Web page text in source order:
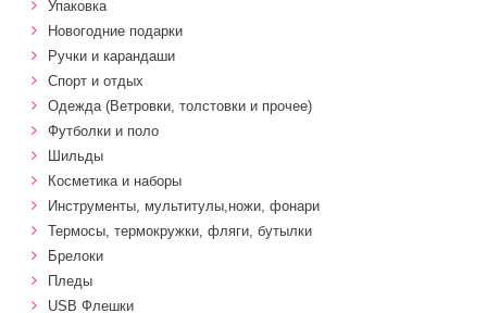
Упаковка
Новогодние подарки
Ручки и карандаши
Спорт и отдых
Одежда (Ветровки, толстовки и прочее)
Футболки и поло
Шильды
Косметика и наборы
Инструменты, мультитулы,ножи, фонари
Термосы, термокружки, фляги, бутылки
Брелоки
Пледы
USB Флешки